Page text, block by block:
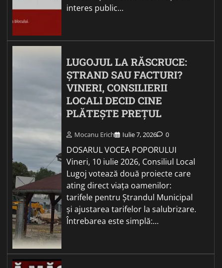
interes public…
LUGOJUL LA RĂSCRUCE:
ȘTRAND SAU FACTURI?
VINERI, CONSILIERII
LOCALI DECID CINE
PLĂTEȘTE PREȚUL
Mocanu Erich Iulie 7, 2026 0
DOSARUL VOCEA POPORULUI
Vineri, 10 iulie 2026, Consiliul Local
Lugoj votează două proiecte care
ating direct viața oamenilor:
tarifele pentru Ștrandul Municipal
și ajustarea tarifelor la salubrizare.
Întrebarea este simplă:…